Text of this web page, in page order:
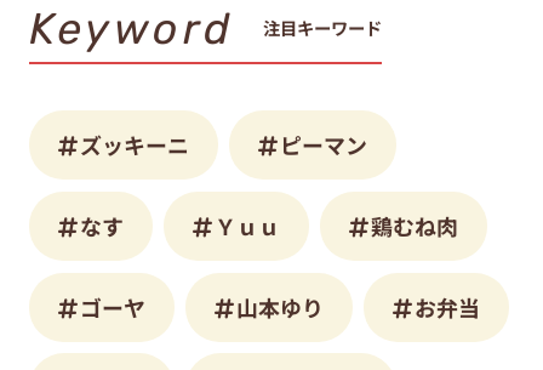
Keyword 注目キーワード
ズッキーニ ピーマン
なす Ｙｕｕ 鶏むね肉
ゴーヤ 山本ゆり お弁当